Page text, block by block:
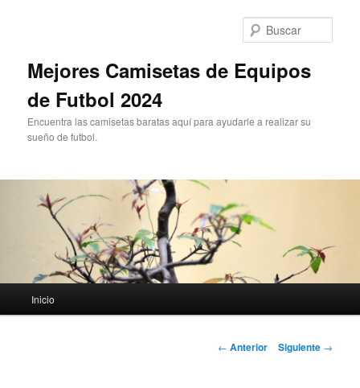
Mejores Camisetas de Equipos
de Futbol 2024
Encuentra las camisetas baratas aquí para ayudarle a realizar su
sueño de futbol.
principal
Inicio
Navegación
← Anterior Siguiente →